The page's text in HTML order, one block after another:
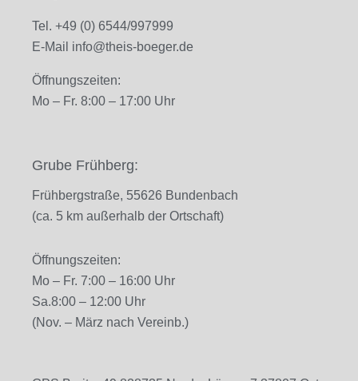
Tel. +49 (0) 6544/997999
E-Mail info@theis-boeger.de
Öffnungszeiten:
Mo – Fr. 8:00 – 17:00 Uhr
Grube Frühberg:
Frühbergstraße, 55626 Bundenbach
(ca. 5 km außerhalb der Ortschaft)
Öffnungszeiten:
Mo – Fr. 7:00 – 16:00 Uhr
Sa.8:00 – 12:00 Uhr
(Nov. – März nach Vereinb.)